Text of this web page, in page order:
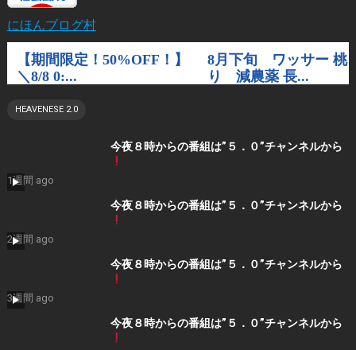
にほんブログ村
HEAVENESE 2.0
今夜８時からの番組は”５．０”チャンネルから
1週間 ago
今夜８時からの番組は”５．０”チャンネルから
2週間 ago
今夜８時からの番組は”５．０”チャンネルから
3週間 ago
今夜８時からの番組は”５．０”チャンネルから